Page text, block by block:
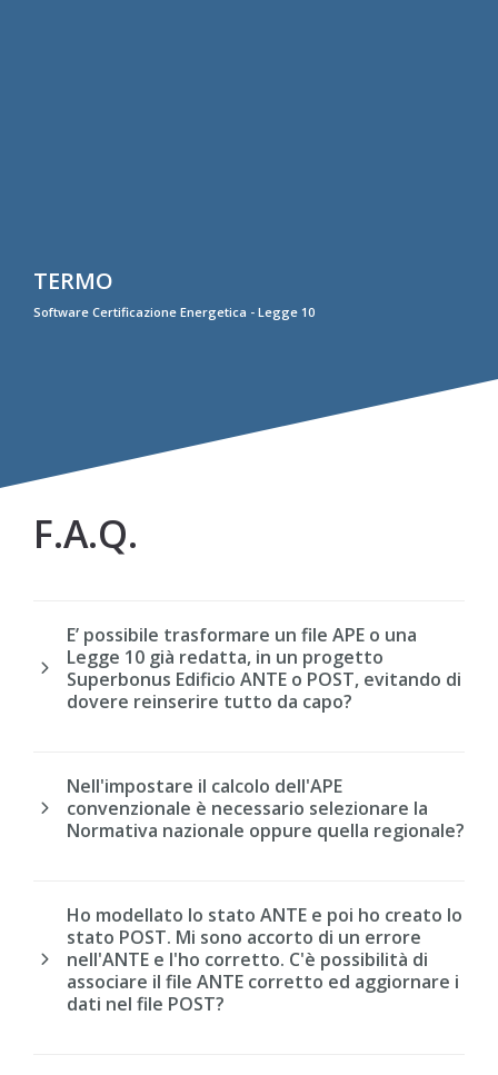
TERMO
Software Certificazione Energetica - Legge 10
F.A.Q.
E’ possibile trasformare un file APE o una
Legge 10 già redatta, in un progetto
Superbonus Edificio ANTE o POST, evitando di
dovere reinserire tutto da capo?
Nell'impostare il calcolo dell'APE
convenzionale è necessario selezionare la
Normativa nazionale oppure quella regionale?
Ho modellato lo stato ANTE e poi ho creato lo
stato POST. Mi sono accorto di un errore
nell'ANTE e l'ho corretto. C'è possibilità di
associare il file ANTE corretto ed aggiornare i
dati nel file POST?